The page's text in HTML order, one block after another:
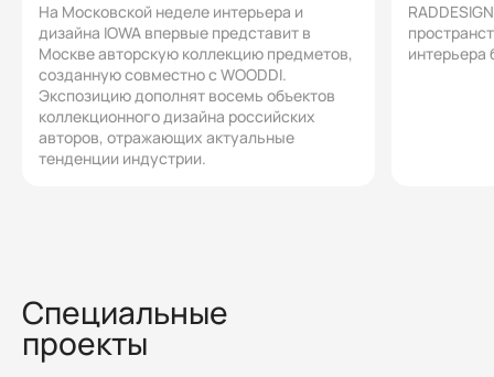
На Московской неделе интерьера и
дизайна IOWA впервые представит в
Москве авторскую коллекцию предметов,
созданную совместно с WOODDI.
Экспозицию дополнят восемь объектов
коллекционного дизайна российских
авторов, отражающих актуальные
тенденции индустрии.
интерьера
Специальные
проекты